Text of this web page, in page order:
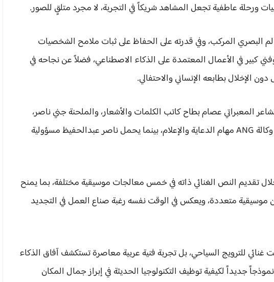
ورحلة عاطفية تجعل المشاهد شريكاً في التجربة، لا مجرد متلقٍ للصور.
البصري المركب، وفي قدرته على الحفاظ على ثبات ملامح الشخصيات
كبير في الأعمال المعتمدة على الذكاء الاصطناعي، فضلاً عن نجاحه في
الإخلال بطابعه الإنساني والاحتفالي.
المعبراتي عصام بطاح كاتب الكلمات والأشعار، والملحنة جني ناصر،
فيما يتولى الغناء ابن النيل والمجموعة، وتتولى وكالة ANG مهام الدعاية والإعلام، بينما يحمل ناصر عبدالحفيظ مسؤولية
تقديم النص الغنائي ذاته في خمس معالجات موسيقية مختلفة، بما يمنح
موسيقية متعددة، ويعكس في الوقت نفسه رغبة صناع العمل في التجديد
للترويج السياحي، بل تجربة فنية عربية معاصرة تستكشف آفاق الذكاء
جديداً لكيفية توظيف التكنولوجيا الحديثة في إبراز جمال المكان